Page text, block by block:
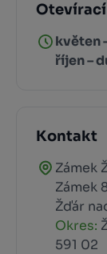
květen
říjen –
Kontakt
Zámek
Zámek
Žďár
Okres:
591 02